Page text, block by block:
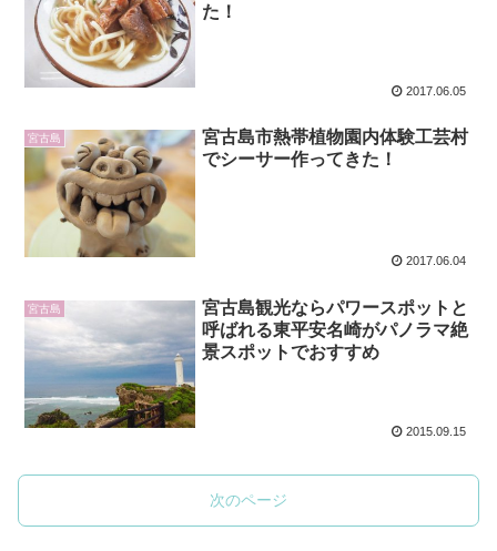
た！
2017.06.05
宮古島
宮古島市熱帯植物園内体験工芸村
でシーサー作ってきた！
2017.06.04
宮古島
宮古島観光ならパワースポットと
呼ばれる東平安名崎がパノラマ絶
景スポットでおすすめ
2015.09.15
次のページ